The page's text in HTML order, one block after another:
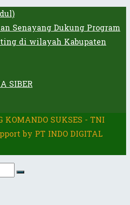
Senayang Dukung Program
di wilayah Kabupaten
SIBER
KOMANDO SUKSES - TNI
by PT INDO DIGITAL